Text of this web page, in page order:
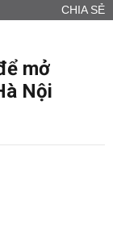
CHIA SẺ
mở
Nội